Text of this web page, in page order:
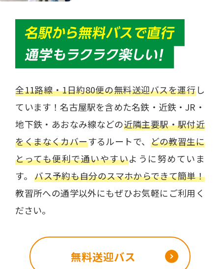
全11路線・1日約80便の無料送迎バスを運行し
ています！名古屋駅を含めた名鉄・近鉄・JR・
地下鉄・あおなみ線などの近隣主要駅・駅付近
をくまなくカバーするルートで、 どの教習生に
とっても便利で通いやすいように努めていま
す。バス予約も自分のスマホからできて簡単！
教習所への通学以外にもぜひお気軽にご利用く
ださい。
無料送迎バス